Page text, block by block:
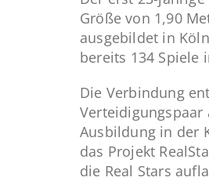
Größe von 1,90
ausgebildet in
bereits 134 Spiele
Die Verbindung
Verteidigungspaar
Ausbildung in der
das Projekt
die Real Stars